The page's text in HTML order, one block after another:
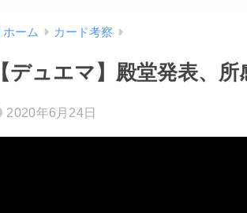
ホーム カード考察
【デュエマ】殿堂発表、所
2020年6月24日